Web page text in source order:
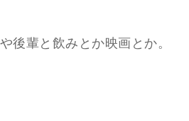
後輩と飲みとか映画とか。